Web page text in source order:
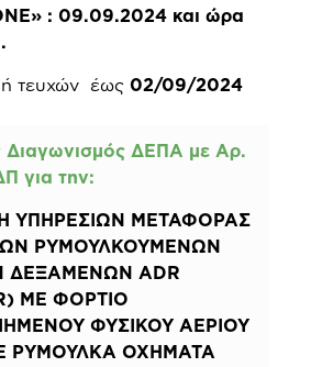
: 09.09.2024 και ώρα
τευχών έως 02/09/2024
Διαγωνισμός ΔΕΠΑ με Αρ.
για την:
ΥΠΗΡΕΣΙΩΝ ΜΕΤΑΦΟΡΑΣ
ΡΥΜΟΥΛΚΟΥΜΕΝΩΝ
ADR
ΜΕ ΦΟΡΤΙΟ
ΦΥΣΙΚΟΥ ΑΕΡΙΟΥ
ΡΥΜΟΥΛΚΑ ΟΧΗΜΑΤΑ